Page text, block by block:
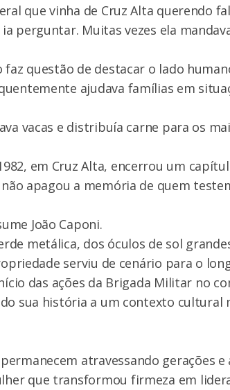
que vinha de Cruz Alta querendo
perguntar. Muitas vezes ela
faz questão de destacar o lado
ajudava famílias em
vacas e distribuía carne para os
em Cruz Alta, encerrou um
apagou a memória de quem
João Caponi.
metálica, dos óculos de sol
serviu de cenário para o
das ações da Brigada Militar no
sua história a um contexto cultural
atravessando gerações e
que transformou firmeza em